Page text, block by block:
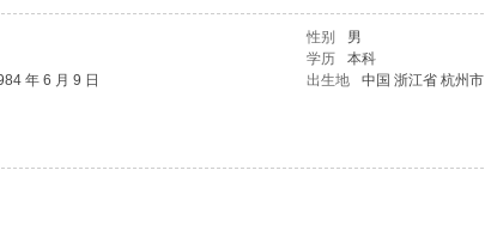
性别
男
学历
本科
年 6 月 9 日 出生地
中国 浙江省 杭州市